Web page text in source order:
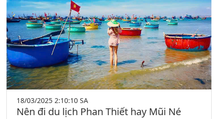
18/03/2025 2:10:10 SA
Nên đi du lịch Phan Thiết hay Mũi Né